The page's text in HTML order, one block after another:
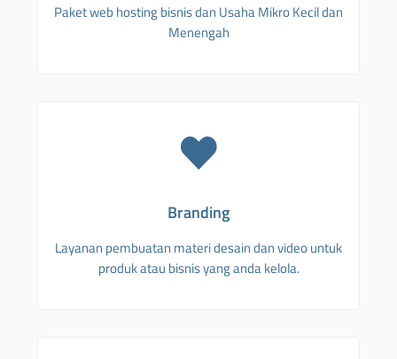
Paket web hosting bisnis dan Usaha Mikro Kecil dan
Menengah
Branding
Layanan pembuatan materi desain dan video untuk
produk atau bisnis yang anda kelola.